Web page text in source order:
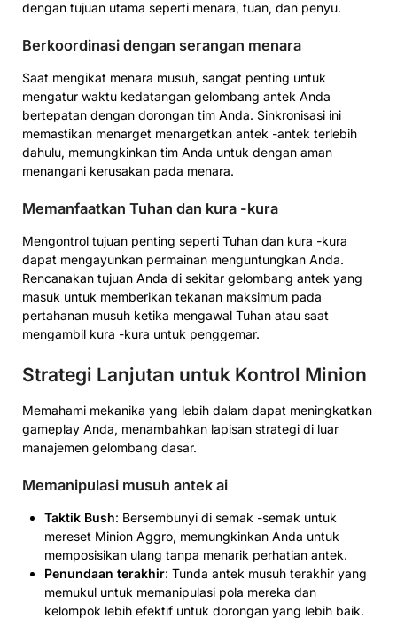
dengan tujuan utama seperti menara, tuan, dan penyu.
Berkoordinasi dengan serangan menara
Saat mengikat menara musuh, sangat penting untuk
mengatur waktu kedatangan gelombang antek Anda
bertepatan dengan dorongan tim Anda. Sinkronisasi ini
memastikan menarget menargetkan antek -antek terlebih
dahulu, memungkinkan tim Anda untuk dengan aman
menangani kerusakan pada menara.
Memanfaatkan Tuhan dan kura -kura
Mengontrol tujuan penting seperti Tuhan dan kura -kura
dapat mengayunkan permainan menguntungkan Anda.
Rencanakan tujuan Anda di sekitar gelombang antek yang
masuk untuk memberikan tekanan maksimum pada
pertahanan musuh ketika mengawal Tuhan atau saat
mengambil kura -kura untuk penggemar.
Strategi Lanjutan untuk Kontrol Minion
Memahami mekanika yang lebih dalam dapat meningkatkan
gameplay Anda, menambahkan lapisan strategi di luar
manajemen gelombang dasar.
Memanipulasi musuh antek ai
Taktik Bush: Bersembunyi di semak -semak untuk
mereset Minion Aggro, memungkinkan Anda untuk
memposisikan ulang tanpa menarik perhatian antek.
Penundaan terakhir: Tunda antek musuh terakhir yang
memukul untuk memanipulasi pola mereka dan
kelompok lebih efektif untuk dorongan yang lebih baik.